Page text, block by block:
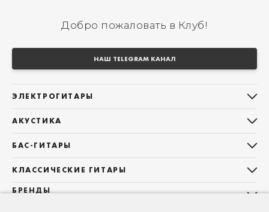
Добро пожаловать в Клуб!
НАШ TELEGRAM КАНАЛ
ЭЛЕКТРОГИТАРЫ
Telecaster
Les Paul
Superstrat
АКУСТИКА
Фолки (ОМ, 000, 00)
Гранд Аудиториум
БАС-ГИТАРЫ
Precision Bass
КЛАССИЧЕСКИЕ ГИТАРЫ
Все классические гитары
БРЕНДЫ